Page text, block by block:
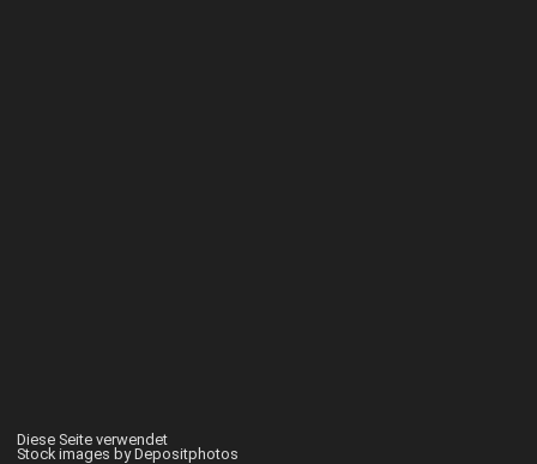
Diese Seite verwendet
Stock images by Depositphotos